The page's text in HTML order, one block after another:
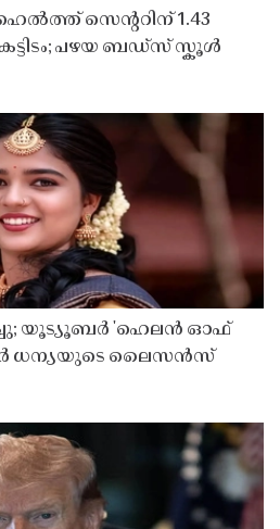
സെൻ്ററിന് 1.43
പഴയ ബഡ്സ് സ്കൂൾ
യൂട്യൂബർ 'ഹെലൻ ഓഫ്
ധന്യയുടെ ലൈസൻസ്